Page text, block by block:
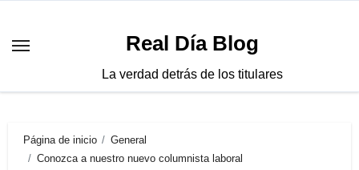
contenido
Real Día Blog
La verdad detrás de los titulares
Página de inicio
General
Conozca a nuestro nuevo columnista laboral